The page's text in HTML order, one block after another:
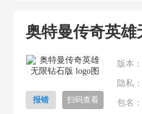
奥特曼传奇英雄
报错 扫码查看
版本：
隐私：
包名：